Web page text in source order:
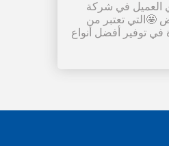
العميل في شركة
🤩التي تعتبر من
في توفير أفضل أنواع